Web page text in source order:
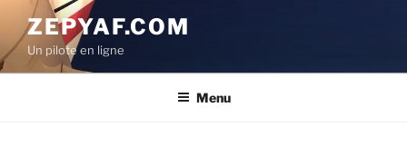
contenu
principal
ZEPYAF.COM
Un pilote en ligne
Menu